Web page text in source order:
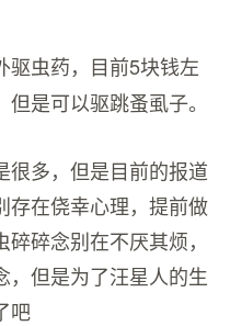
驱虫药，目前5块钱左
是可以驱跳蚤虱子。
很多，但是目前的报道
存在侥幸心理，提前做
碎念别在不厌其烦，
，但是为了汪星人的生
吧